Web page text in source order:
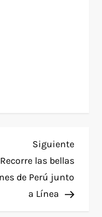
Siguiente
Recorre las bellas
de Perú junto
a Línea